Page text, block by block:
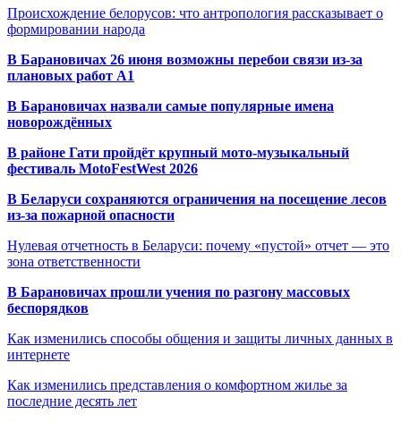
Происхождение белорусов: что антропология рассказывает о
формировании народа
В Барановичах 26 июня возможны перебои связи из-за
плановых работ A1
В Барановичах назвали самые популярные имена
новорождённых
В районе Гати пройдёт крупный мото-музыкальный
фестиваль MotoFestWest 2026
В Беларуси сохраняются ограничения на посещение лесов
из-за пожарной опасности
Нулевая отчетность в Беларуси: почему «пустой» отчет — это
зона ответственности
В Барановичах прошли учения по разгону массовых
беспорядков
Как изменились способы общения и защиты личных данных в
интернете
Как изменились представления о комфортном жилье за
последние десять лет